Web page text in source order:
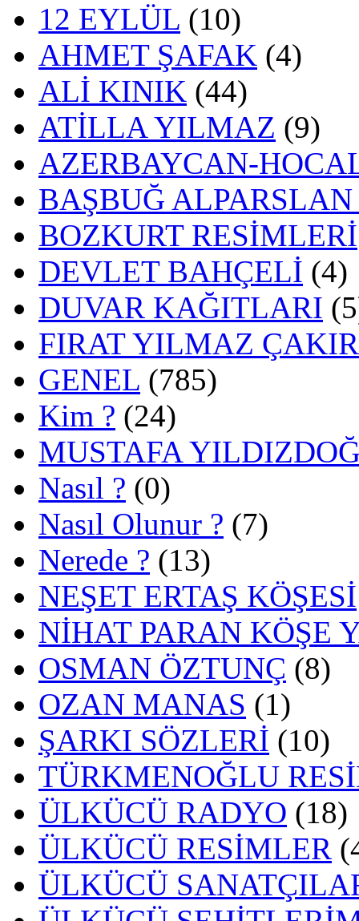
12 EYLÜL (10)
AHMET ŞAFAK (4)
ALİ KINIK (44)
ATİLLA YILMAZ (9)
AZERBAYCAN-
BAŞBUĞ
BOZKURT RESİMLERİ
DEVLET BAHÇELİ (4)
DUVAR KAĞITLARI
FIRAT YILMAZ
GENEL (785)
Kim ? (24)
MUSTAFA
Nasıl ? (0)
Nasıl Olunur ? (7)
Nerede ? (13)
NEŞET ERTAŞ KÖŞESİ
NİHAT PARAN KÖŞE
OSMAN ÖZTUNÇ (8)
OZAN MANAS (1)
ŞARKI SÖZLERİ (10)
TÜRKMENOĞLU
ÜLKÜCÜ RADYO (18)
ÜLKÜCÜ RESİMLER
ÜLKÜCÜ